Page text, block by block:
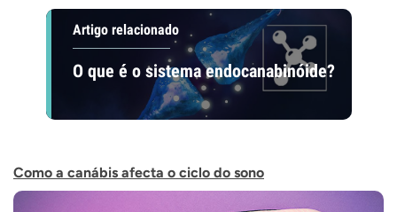
Artigo relacionado
O que é o sistema endocanabinóide?
Como a canábis afecta o ciclo do sono